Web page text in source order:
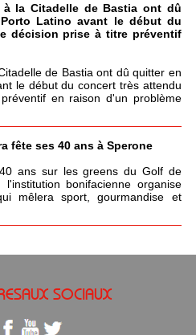
la Citadelle de Bastia ont dû
Latino avant le début du
décision prise à titre préventif
de Bastia ont dû quitter en
le début du concert très attendu
en raison d'un problème
fête ses 40 ans à Sperone
ans sur les greens du Golf de
bonifacienne organise
mêlera sport, gourmandise et
SOCIAUX